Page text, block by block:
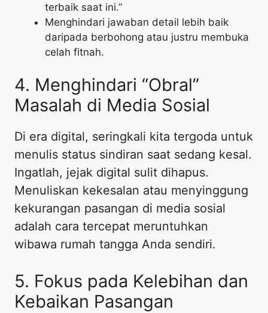
terbaik saat ini.”
​Menghindari jawaban detail lebih baik
daripada berbohong atau justru membuka
celah fitnah.
​4. Menghindari “Obral”
Masalah di Media Sosial
​Di era digital, seringkali kita tergoda untuk
menulis status sindiran saat sedang kesal.
Ingatlah, jejak digital sulit dihapus.
Menuliskan kekesalan atau menyinggung
kekurangan pasangan di media sosial
adalah cara tercepat meruntuhkan
wibawa rumah tangga Anda sendiri.
​5. Fokus pada Kelebihan dan
Kebaikan Pasangan